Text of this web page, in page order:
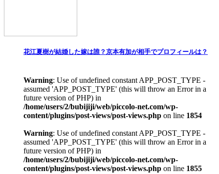
花江夏樹が結婚した嫁は誰？京本有加が相手でプロフィールは？
Warning: Use of undefined constant APP_POST_TYPE -
assumed 'APP_POST_TYPE' (this will throw an Error in a
future version of PHP) in
/home/users/2/bubijiji/web/piccolo-net.com/wp-
content/plugins/post-views/post-views.php on line 1854
Warning: Use of undefined constant APP_POST_TYPE -
assumed 'APP_POST_TYPE' (this will throw an Error in a
future version of PHP) in
/home/users/2/bubijiji/web/piccolo-net.com/wp-
content/plugins/post-views/post-views.php on line 1855